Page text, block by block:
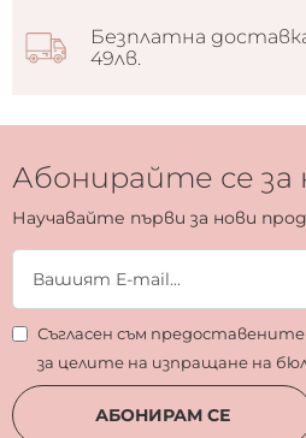
Безплатна
49лв.
Абонирайте се
Научавайте първи за нови
Съгласен съм
за целите на изпращане на
АБОНИРАМ СЕ